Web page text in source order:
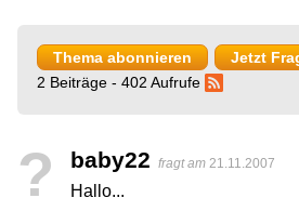
Thema abonnieren
Jetzt
2 Beiträge - 402 Aufrufe
? baby22 fragt am 21.11.2007
Hallo...